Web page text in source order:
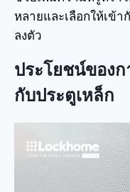
หลายและเลือกให้เข้
ลงตัว
ประโยชน์ของก
กับประตูเหล็ก